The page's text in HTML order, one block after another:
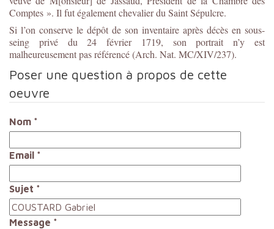
Comptes ». Il fut également chevalier du Saint Sépulcre.
Si l’on conserve le dépôt de son inventaire après décès en sous-
seing privé du 24 février 1719, son portrait n’y est
malheureusement pas référencé (Arch. Nat. MC/XIV/237).
Poser une question à propos de cette
oeuvre
Nom *
Email *
Sujet *
Message *